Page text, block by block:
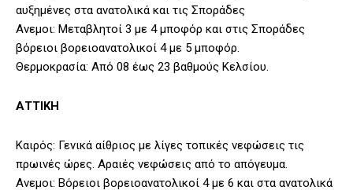
αυξημένες στα ανατολικά και τις Σποράδες
Ανεμοι: Μεταβλητοί 3 με 4 μποφόρ και στις Σποράδες
βόρειοι βορειοανατολικοί 4 με 5 μποφόρ.
Θερμοκρασία: Από 08 έως 23 βαθμούς Κελσίου.
ΑΤΤΙΚΗ
Καιρός: Γενικά αίθριος με λίγες τοπικές νεφώσεις τις
πρωινές ώρες. Αραιές νεφώσεις από το απόγευμα.
Ανεμοι: Βόρειοι βορειοανατολικοί 4 με 6 και στα ανατολικά